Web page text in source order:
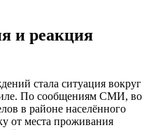
и реакция
стала ситуация вокруг
По сообщениям СМИ, во
в районе населённого
от места проживания